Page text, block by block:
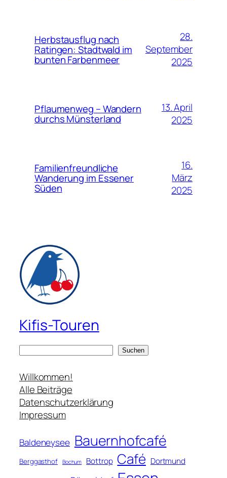
Herbstausflug nach
Ratingen: Stadtwald im
bunten Farbenmeer
28.
September
2025
Pflaumenweg – Wandern
durchs Münsterland
13. April
2025
Familienfreundliche
Wanderung im Essener
Süden
16.
März
2025
Kifis-Touren
c
h
e
n
Suchen
Willkommen!
Alle Beiträge
Datenschutzerklärung
Impressum
Baldeneysee Bauernhofcafé
Berggasthof Bochum Bottrop Café Dortmund